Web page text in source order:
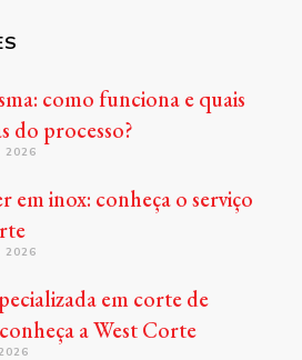
como funciona e quais
do processo?
em inox: conheça o serviço
em corte de
a West Corte